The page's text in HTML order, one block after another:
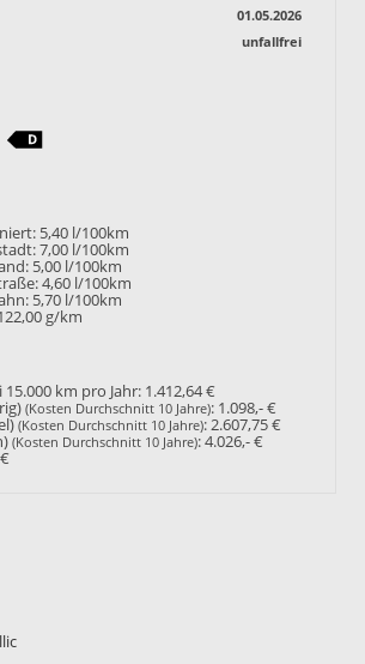
01.05.2026
unfallfrei
5,40 l/100km
7,00 l/100km
5,00 l/100km
4,60 l/100km
5,70 l/100km
g/km
km pro Jahr: 1.412,64 €
(Kosten Durchschnitt 10 Jahre): 1.098,- €
(Kosten Durchschnitt 10 Jahre):2.607,75 €
(Kosten Durchschnitt 10 Jahre):4.026,- €